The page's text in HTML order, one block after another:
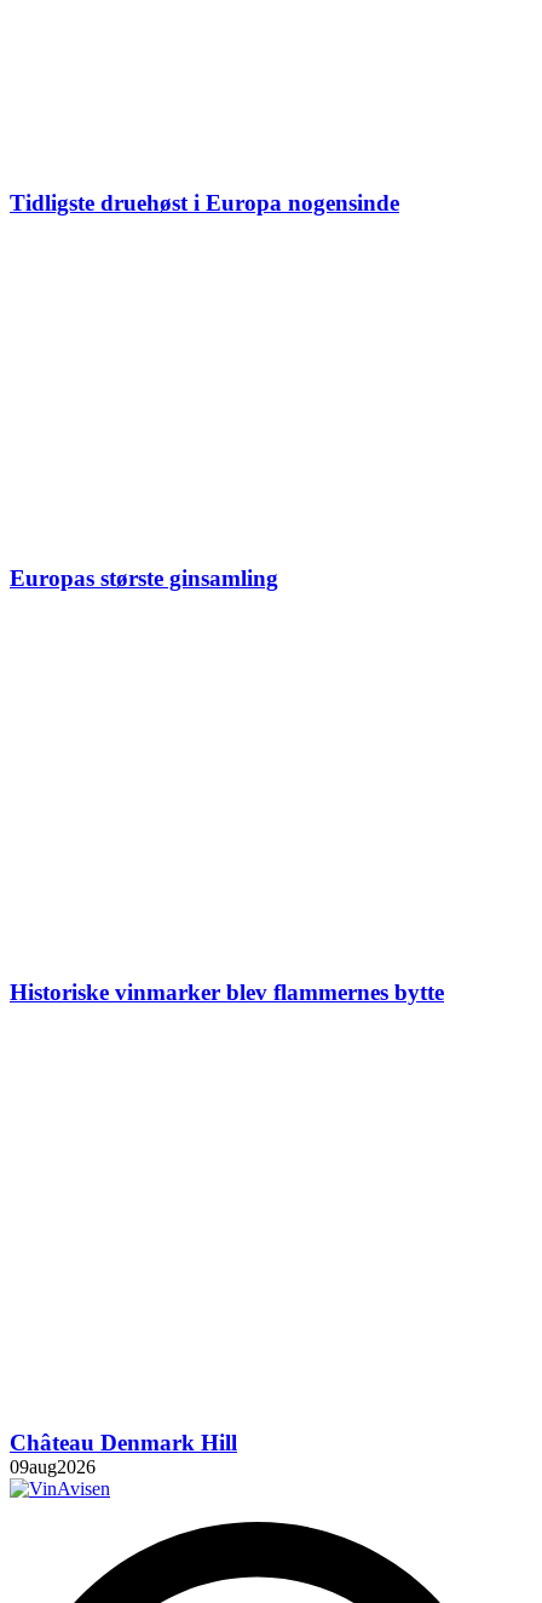
Tidligste druehøst i Europa nogensinde
Europas største ginsamling
Historiske vinmarker blev flammernes bytte
Château Denmark Hill
09aug2026